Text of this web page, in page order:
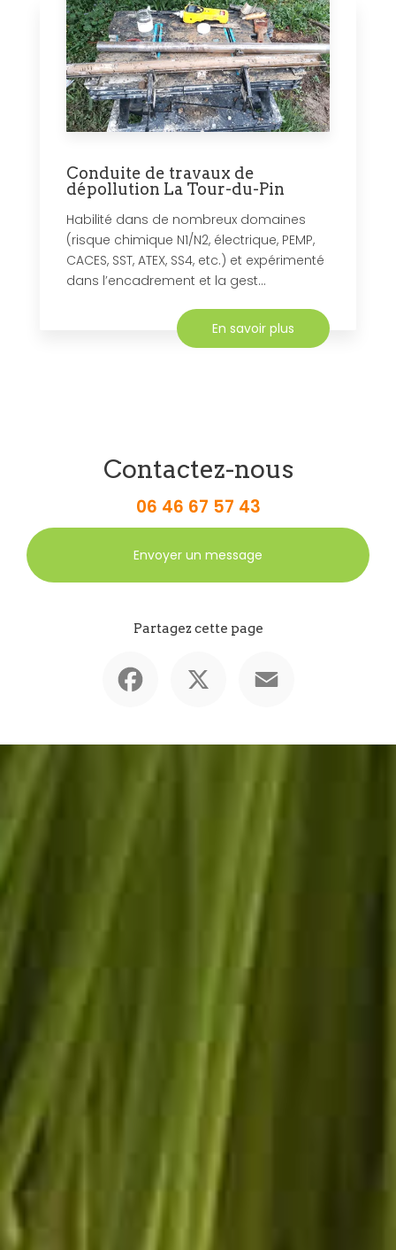
Conduite de travaux de
dépollution La Tour-du-Pin
Habilité dans de nombreux domaines
(risque chimique N1/N2, électrique, PEMP,
CACES, SST, ATEX, SS4, etc.) et expérimenté
dans l’encadrement et la gest...
En savoir plus
Contactez-nous
06 46 67 57 43
Envoyer un message
Partagez cette page